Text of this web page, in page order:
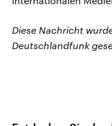
Diese Nachricht
Deutschlandfunk